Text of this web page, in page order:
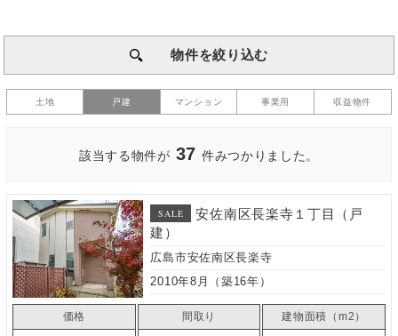
物件を絞り込む
土地 戸建 マンション 事業用 収益物件
該当する物件が 37 件みつかりました。
SALE
安佐南区長楽寺１丁目（戸
建）
広島市安佐南区長楽寺
2010年8月（築16年）
価格
間取り
建物面積（m2）